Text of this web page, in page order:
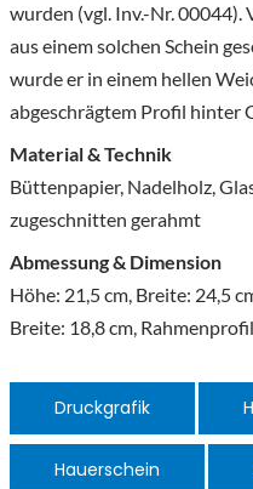
wurden (vgl. Inv.-Nr.
aus einem solchen Schein
wurde er in einem hellen
abgeschrägtem Profil hinter
Material & Technik
Büttenpapier, Nadelholz,
zugeschnitten gerahmt
Abmessung & Dimension
Höhe: 21,5 cm, Breite: 24,5
Breite: 18,8 cm,
Druckgrafik
Hauerschein